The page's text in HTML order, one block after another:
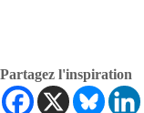
Partagez l'inspiration